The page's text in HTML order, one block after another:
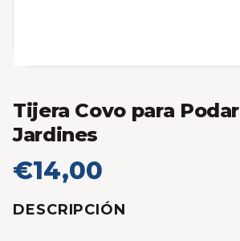
Tijera Covo para Podar
Jardines
€14,00
DESCRIPCIÓN